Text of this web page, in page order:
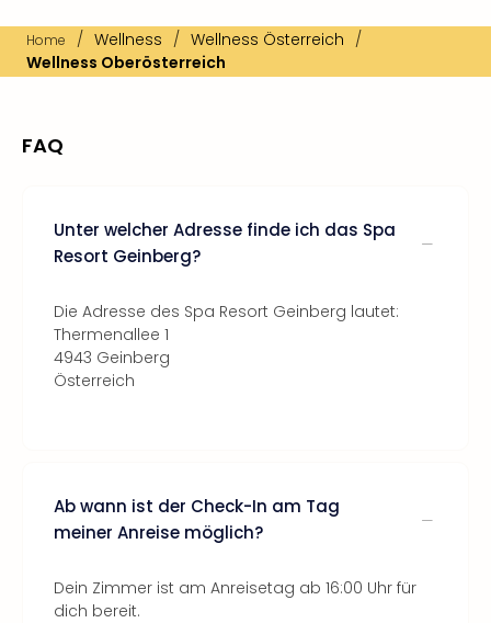
Home / Wellness / Wellness Österreich /
Wellness Oberösterreich
FAQ
Unter welcher Adresse finde ich das Spa
Resort Geinberg?
Die Adresse des Spa Resort Geinberg lautet:
Thermenallee 1
4943 Geinberg
Österreich
Ab wann ist der Check-In am Tag
meiner Anreise möglich?
Dein Zimmer ist am Anreisetag ab 16:00 Uhr für
dich bereit.